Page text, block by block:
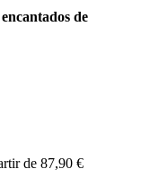
de
de 87,90 €